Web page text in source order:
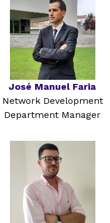
José Manuel Faria
Network Development
Department Manager